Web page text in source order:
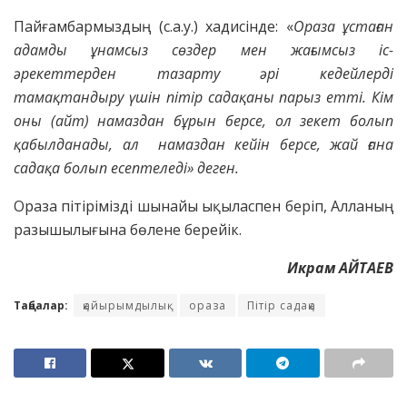
Пайғамбармыздың (с.а.у.) хадисінде: «Ораза ұстаған
адамды ұнамсыз сөздер мен жағымсыз іс-
әрекеттерден тазарту әрі кедейлерді
тамақтандыру үшін пітір садақаны парыз етті. Кім
оны (айт) намаздан бұрын берсе, ол зекет болып
қабылданады, ал намаздан кейін берсе, жай ғана
садақа болып есептеледі» деген.
Ораза пітірімізді шынайы ықыласпен беріп, Алланың
разышылығына бөлене берейік.
Икрам АЙТАЕВ
Таңбалар: қайырымдылық ораза Пітір садақа